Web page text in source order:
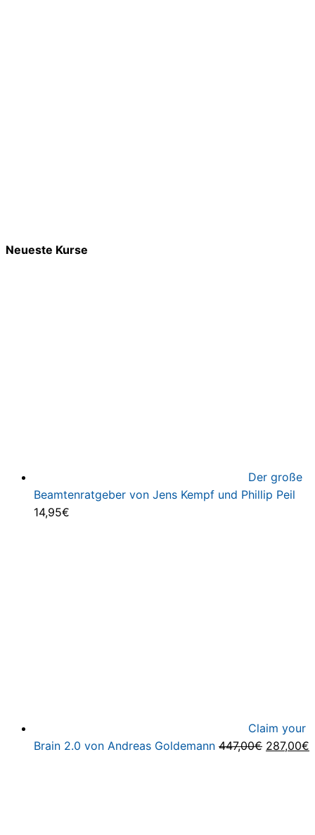
Neueste Kurse
Der große
Beamtenratgeber von Jens Kempf und Phillip Peil
14,95€
Claim your
Brain 2.0 von Andreas Goldemann 447,00€ 287,00€